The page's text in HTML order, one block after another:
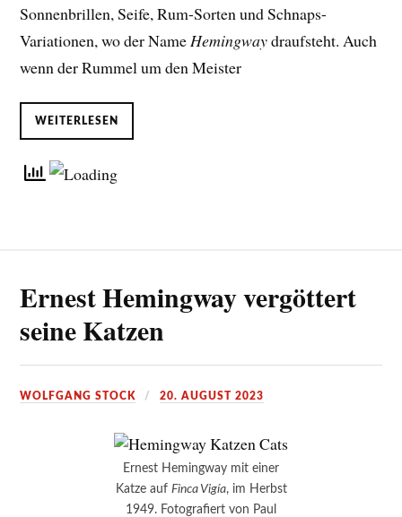
Sonnenbrillen, Seife, Rum-Sorten und Schnaps-
Variationen, wo der NameHemingwaydraufsteht. Auch
wenn der Rummel um den Meister
WEITERLESEN
Ernest Hemingway vergöttert
seine Katzen
WOLFGANG STOCK 20. AUGUST 2023
Ernest Hemingway mit einer
Katze auf Finca Vigía, im Herbst
1949. Fotografiert von Paul